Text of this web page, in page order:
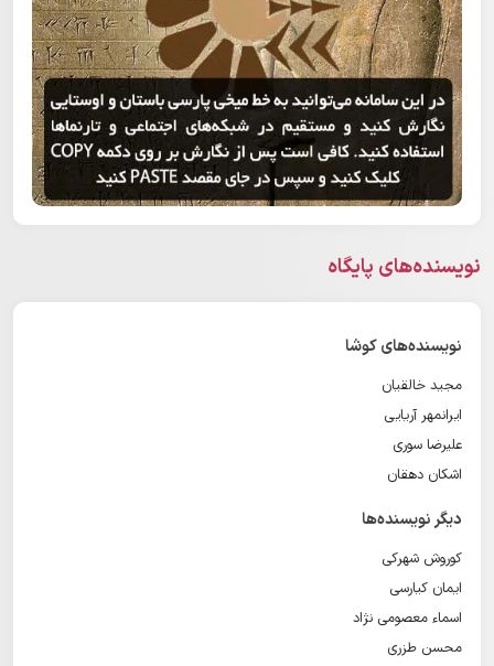
نویسنده‌های پایگاه
نویسنده‌های کوشا
مجید خالقیان
ایرانمهر آریایی
علیرضا سوری
اشکان دهقان
دیگر نویسنده‌ها
کوروش شهرکی
ایمان کیارسی
اسماء معصومی نژاد
محسن طزری